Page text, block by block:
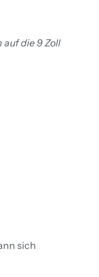
auf die 9 Zoll
sich